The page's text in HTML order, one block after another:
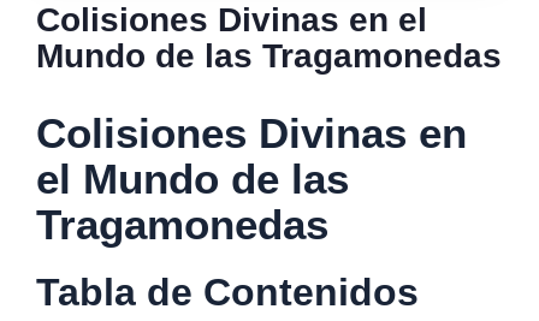
Colisiones Divinas en el
Mundo de las Tragamonedas
Colisiones Divinas en
el Mundo de las
Tragamonedas
Tabla de Contenidos